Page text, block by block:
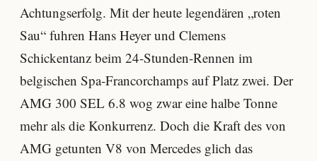
Achtungserfolg. Mit der heute legendären „roten
Sau“ fuhren Hans Heyer und Clemens
Schickentanz beim 24-Stunden-Rennen im
belgischen Spa-Francorchamps auf Platz zwei. Der
AMG 300 SEL 6.8 wog zwar eine halbe Tonne
mehr als die Konkurrenz. Doch die Kraft des von
AMG getunten V8 von Mercedes glich das